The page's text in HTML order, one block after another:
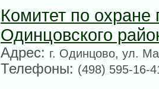
Комитет по охране
Одинцовского
Адрес:г. Одинцово, ул.
Телефоны:(498) 595-16-